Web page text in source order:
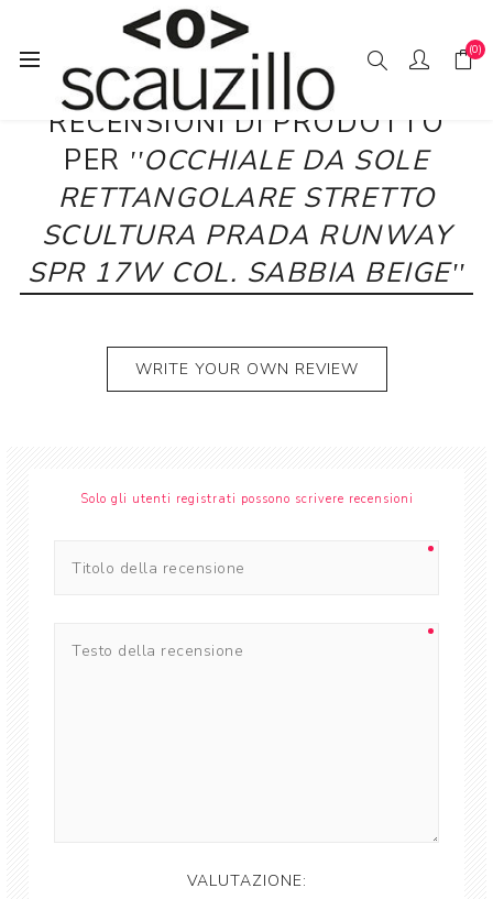
(0)
RECENSIONI DI PRODOTTO
PER
OCCHIALE DA SOLE
RETTANGOLARE STRETTO
SCULTURA PRADA RUNWAY
SPR 17W COL. SABBIA BEIGE
WRITE YOUR OWN REVIEW
Solo gli utenti registrati possono scrivere recensioni
VALUTAZIONE: